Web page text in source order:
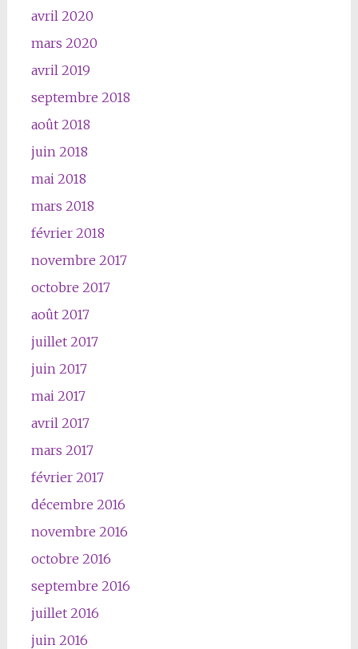
avril 2020
mars 2020
avril 2019
septembre 2018
août 2018
juin 2018
mai 2018
mars 2018
février 2018
novembre 2017
octobre 2017
août 2017
juillet 2017
juin 2017
mai 2017
avril 2017
mars 2017
février 2017
décembre 2016
novembre 2016
octobre 2016
septembre 2016
juillet 2016
juin 2016